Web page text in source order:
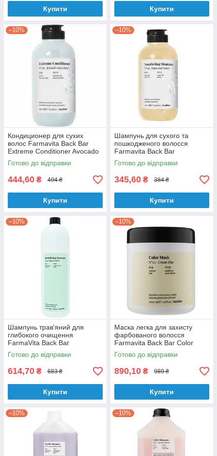
Купити Купити
–10%
Кондиционер для сухих
волос Farmavita Back Bar
Extreme Conditioner Avocado
and Wheat №6 250 мл
Готово до відправки
444,60 ₴ 494 ₴
Купити
–10%
Шампунь для сухого та
пошкодженого волосся
Farmavita Back Bar
Nourishing Shampoo Argan
and Honey No2 250 мл
Готово до відправки
345,60 ₴ 384 ₴
Купити
–10%
Шампунь трав'яний для
глибокого очищення
FarmaVita Back Bar
Revitalizing Shampoo No4
1000 мл
Готово до відправки
614,70 ₴ 683 ₴
Купити
–10%
Маска легка для захисту
фарбованого волосся
Farmavita Back Bar Color
Mask Cream Plus No 5 1000
мл
Готово до відправки
890,10 ₴ 989 ₴
Купити
–10% –10%